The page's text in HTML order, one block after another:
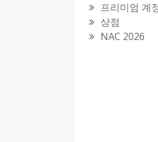
프리미엄 계
상점
NAC 2026